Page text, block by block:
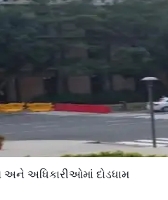
અને અધિકારીઓમાં દોડધામ